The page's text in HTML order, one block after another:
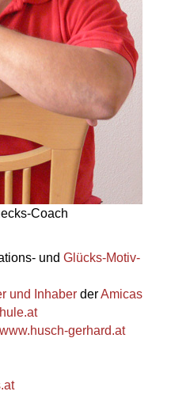
Coach
und Glücks-Motiv-
und Inhaber derAmicas
www.husch-gerhard.at